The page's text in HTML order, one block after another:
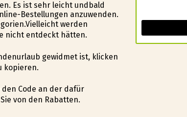
Es ist sehr leicht undbald
Bestellungen anzuwenden.
werden
nicht entdeckt hätten.
gewidmet ist, klicken
kopieren.
Code an der dafür
von den Rabatten.